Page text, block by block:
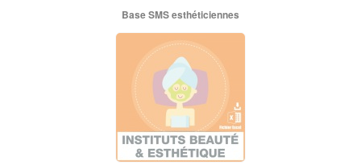
Base SMS esthéticiennes